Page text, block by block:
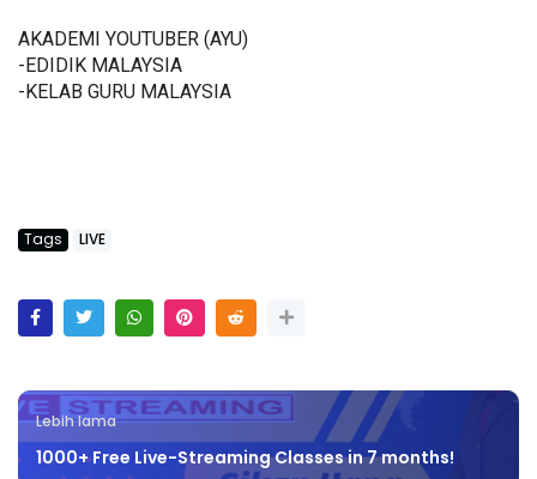
AKADEMI YOUTUBER (AYU)
-EDIDIK MALAYSIA
-KELAB GURU MALAYSIA
Tags LIVE
Lebih lama
1000+ Free Live-Streaming Classes in 7 months!